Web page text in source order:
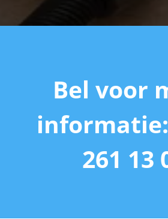
Bel voor
informatie:
261 13